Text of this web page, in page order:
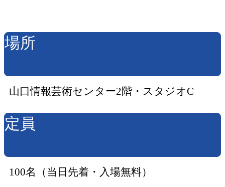
場所
山口情報芸術センター2階・スタジオC
定員
100名（当日先着・入場無料）